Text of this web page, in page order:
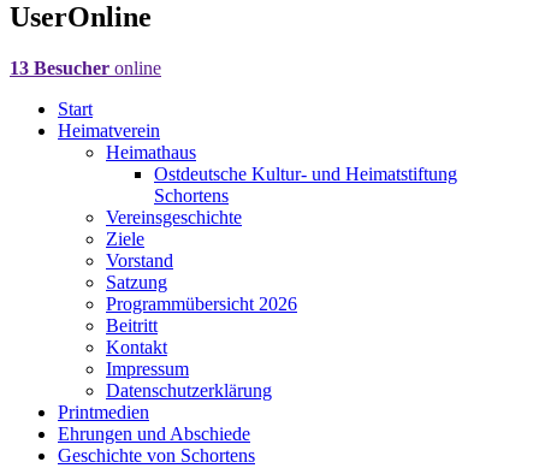
UserOnline
13 Besucher online
Start
Heimatverein
Heimathaus
Ostdeutsche Kultur- und Heimatstiftung
Schortens
Vereinsgeschichte
Ziele
Vorstand
Satzung
Programmübersicht 2026
Beitritt
Kontakt
Impressum
Datenschutzerklärung
Printmedien
Ehrungen und Abschiede
Geschichte von Schortens